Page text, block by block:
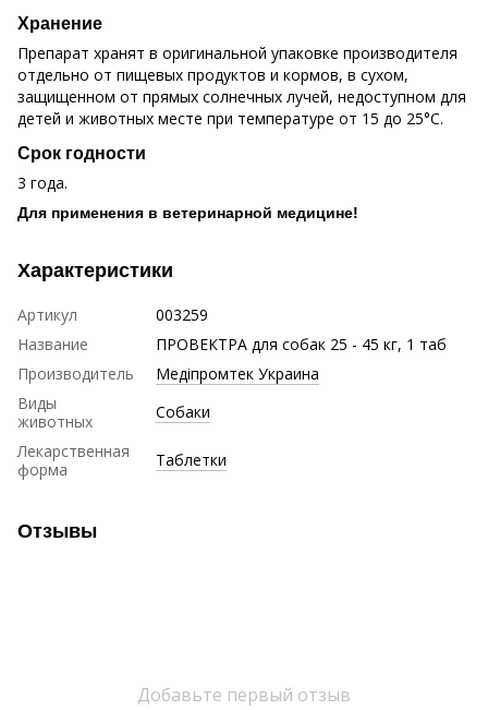
Хранение
Препарат хранят в оригинальной упаковке производителя
отдельно от пищевых продуктов и кормов, в сухом,
защищенном от прямых солнечных лучей, недоступном для
детей и животных месте при температуре от 15 до 25°C.
Срок годности
3 года.
Для применения в ветеринарной медицине!
Характеристики
Артикул
003259
Название
ПРОВЕКТРА для собак 25 - 45 кг, 1 таб
Производитель
Медіпромтек Украина
Виды
животных
Собаки
Лекарственная
форма
Таблетки
Отзывы
Добавьте первый отзыв